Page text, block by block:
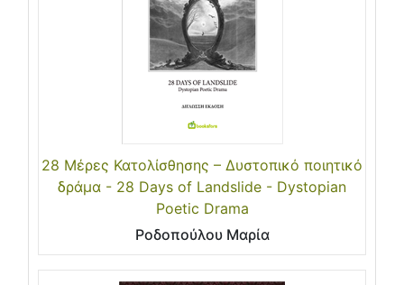
28 Μέρες Κατολίσθησης – Δυστοπικό ποιητικό
δράμα - 28 Days of Landslide - Dystopian
Poetic Drama
Ροδοπούλου Μαρία